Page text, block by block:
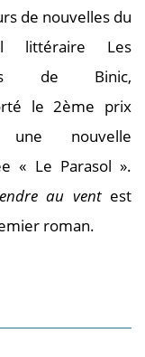
de nouvelles du
littéraire Les
de Binic,
le 2ème prix
une nouvelle
« Le Parasol ».
au ventest
roman.